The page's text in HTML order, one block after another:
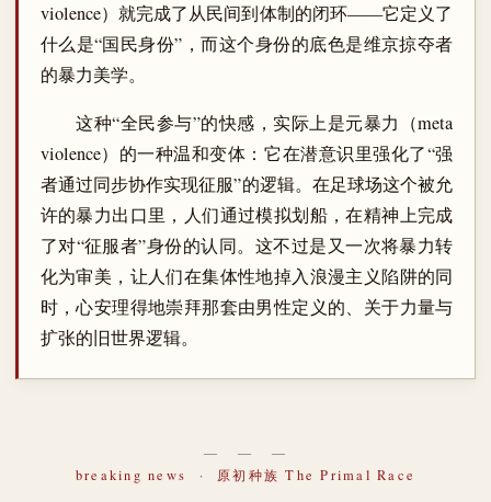
violence）就完成了从民间到体制的闭环——它定义了
什么是“国民身份”，而这个身份的底色是维京掠夺者
的暴力美学。
这种“全民参与”的快感，实际上是元暴力（meta
violence）的一种温和变体：它在潜意识里强化了“强
者通过同步协作实现征服”的逻辑。在足球场这个被允
许的暴力出口里，人们通过模拟划船，在精神上完成
了对“征服者”身份的认同。这不过是又一次将暴力转
化为审美，让人们在集体性地掉入浪漫主义陷阱的同
时，心安理得地崇拜那套由男性定义的、关于力量与
扩张的旧世界逻辑。
― ― ―
breaking news
· 原初种族 The Primal Race